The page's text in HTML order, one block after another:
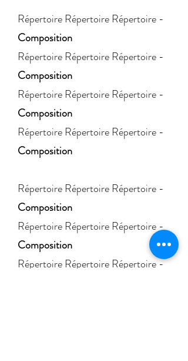
Répertoire Répertoire Répertoire -
Composition
RépertoireRépertoire Répertoire -
Composition
RépertoireRépertoire Répertoire -
Composition
RépertoireRépertoire Répertoire -
Composition
Répertoire Répertoire Répertoire -
Composition
RépertoireRépertoire Répertoire -
Composition
RépertoireRépertoire Répertoire -